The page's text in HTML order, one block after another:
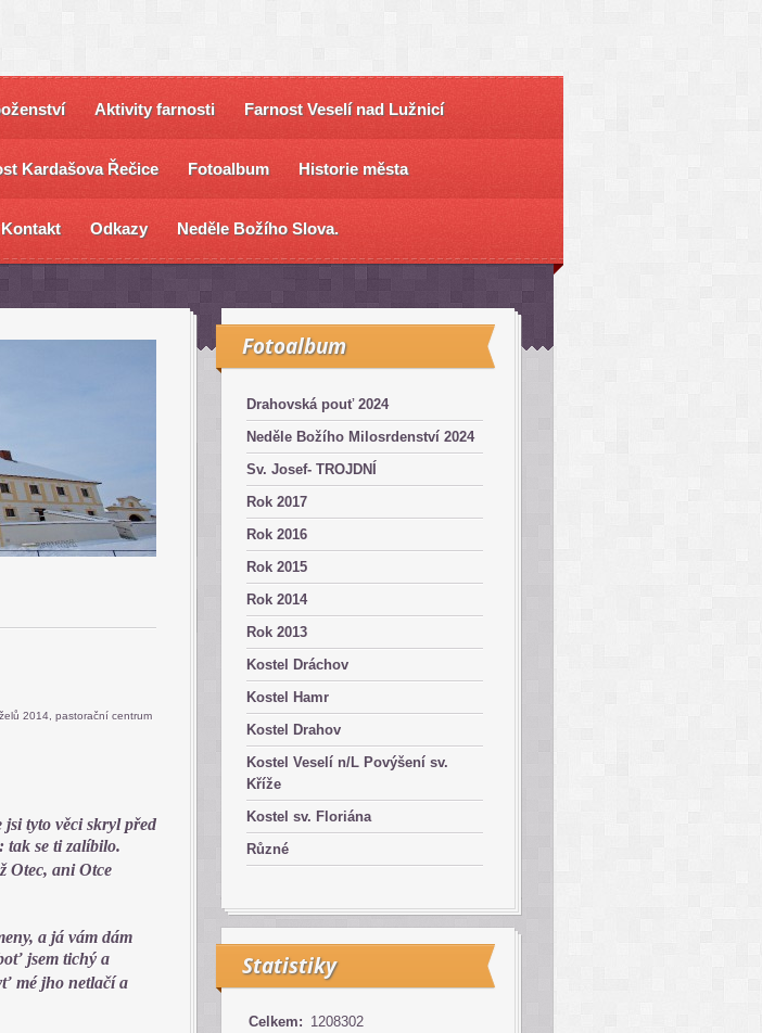
Aktivity farnosti Farnost Veselí nad Lužnicí
Kardašova Řečice Fotoalbum Historie města
Kontakt Odkazy Neděle Božího Slova.
2014, pastorační centrum
jsi tyto věci skryl před
tak se ti zalíbilo.
Otec, ani Otce
a já vám dám
jsem tichý a
mé jho netlačí a
Fotoalbum
Drahovská pouť 2024
Neděle Božího Milosrdenství 2024
Sv. Josef- TROJDNÍ
Rok 2017
Rok 2016
Rok 2015
Rok 2014
Rok 2013
Kostel Dráchov
Kostel Hamr
Kostel Drahov
Kostel Veselí n/L Povýšení sv.
Kříže
Kostel sv. Floriána
Různé
Statistiky
Celkem: 1208302